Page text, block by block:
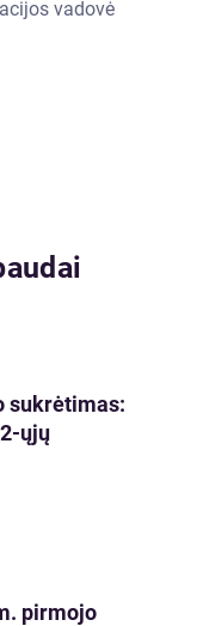
vadovė
sukrėtimas:
ųjų
pirmojo